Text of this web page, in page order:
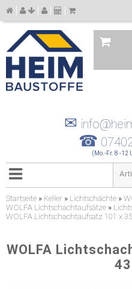
✉
☎
(Mo.-Fr. 8 -12
Startseite » Keller » Lichtschächte »
WOLFA Lichtschachtaufsätze »
WOLFA Lichtschachtaufsatz 101 x
WOLFA